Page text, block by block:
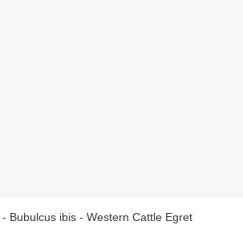
Bubulcus ibis - Western Cattle Egret